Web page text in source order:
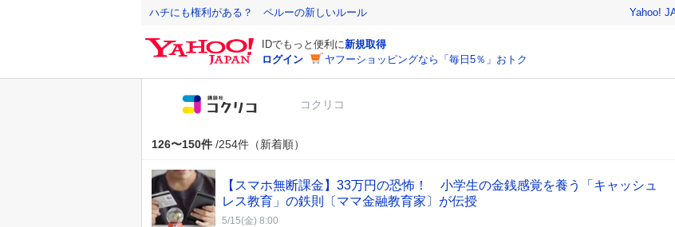
ハチにも権利がある？ ペルーの新しいルール Yahoo!
IDでもっと便利に新規取得
ログイン
ヤフーショッピングなら「毎日5％」おトク
コクリコ
126〜150件 /254件（新着順）
【スマホ無断課金】33万円の恐怖！ 小学生の金銭感覚を養う「キャッシュ
レス教育」の鉄則〔ママ金融教育家〕が伝授
5/15(金) 8:00